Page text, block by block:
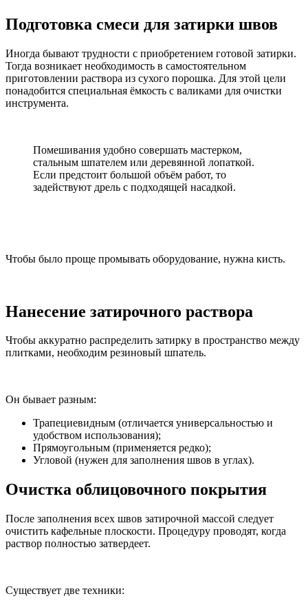
Подготовка смеси для затирки швов
Иногда бывают трудности с приобретением готовой затирки.
Тогда возникает необходимость в самостоятельном
приготовлении раствора из сухого порошка. Для этой цели
понадобится специальная ёмкость с валиками для очистки
инструмента.
Помешивания удобно совершать мастерком,
стальным шпателем или деревянной лопаткой.
Если предстоит большой объём работ, то
задействуют дрель с подходящей насадкой.
Чтобы было проще промывать оборудование, нужна кисть.
Нанесение затирочного раствора
Чтобы аккуратно распределить затирку в пространство между
плитками, необходим резиновый шпатель.
Он бывает разным:
Трапециевидным (отличается универсальностью и
удобством использования);
Прямоугольным (применяется редко);
Угловой (нужен для заполнения швов в углах).
Очистка облицовочного покрытия
После заполнения всех швов затирочной массой следует
очистить кафельные плоскости. Процедуру проводят, когда
раствор полностью затвердеет.
Существует две техники: